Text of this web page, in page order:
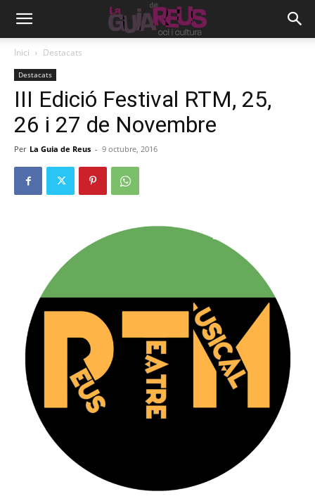
Inici Destacats
Destacats
III Edició Festival RTM, 25,
26 i 27 de Novembre
Per La Guia de Reus - 9 octubre, 2016